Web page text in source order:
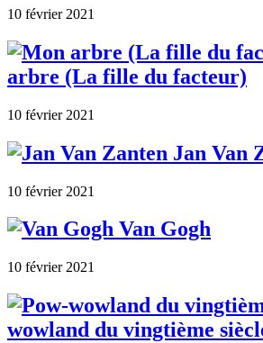
10 février 2021
arbre (La fille du facteur)
10 février 2021
Jan Van
10 février 2021
Van Gogh
10 février 2021
wowland du vingtième